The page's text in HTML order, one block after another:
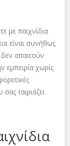
με παιχνίδια
είναι συνήθως
απαιτούν
εμπειρία χωρίς
ταιριάζει